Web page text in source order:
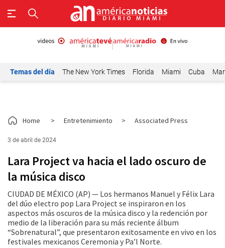
Temas del día The New York Times Florida Miami Cuba
Home > Entretenimiento > Associated Press
3 de abril de 2024
Lara Project va hacia el lado oscuro de
la música disco
CIUDAD DE MÉXICO (AP) — Los hermanos Manuel y Félix Lara
del dúo electro pop Lara Project se inspiraron en los
aspectos más oscuros de la música disco y la redención por
medio de la liberación para su más reciente álbum
“Sobrenatural”, que presentaron exitosamente en vivo en los
festivales mexicanos Ceremonia y Pa’l Norte.